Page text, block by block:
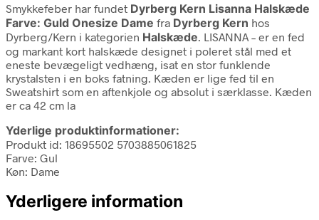
Smykkefeber har fundet Dyrberg Kern Lisanna Halskæde
Farve: Guld Onesize Dame fra Dyrberg Kern hos
Dyrberg/Kern i kategorien Halskæde. LISANNA – er en fed
og markant kort halskæde designet i poleret stål med et
eneste bevægeligt vedhæng, isat en stor funklende
krystalsten i en boks fatning. Kæden er lige fed til en
Sweatshirt som en aftenkjole og absolut i særklasse. Kæden
er ca 42 cm la
Yderlige produktinformationer:
Produkt id: 18695502 5703885061825
Farve: Gul
Køn: Dame
Yderligere information